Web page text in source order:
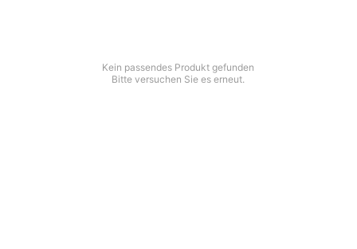
Kein passendes Produkt gefunden
Bitte versuchen Sie es erneut.